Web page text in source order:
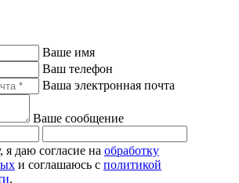
Ваше имя
Ваш телефон
Ваша электронная почта
Ваше сообщение
даю согласие на обработку
и соглашаюсь с политикой
.